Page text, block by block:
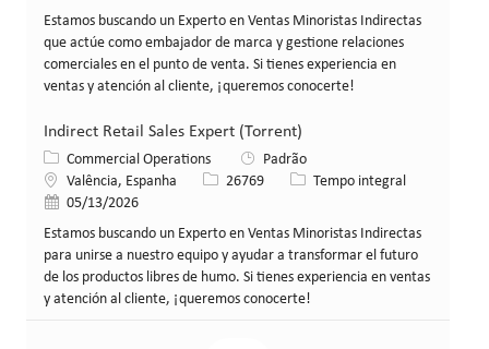
Estamos buscando un Experto en Ventas Minoristas Indirectas
que actúe como embajador de marca y gestione relaciones
comerciales en el punto de venta. Si tienes experiencia en
ventas y atención al cliente, ¡queremos conocerte!
Indirect Retail Sales Expert (Torrent)
Categoria
Commercial Operations
Padrão
LocalValência, Espanha ID da vaga
26769 Tipo de cargo
Tempo integral
Data de publicação
05/13/2026
Estamos buscando un Experto en Ventas Minoristas Indirectas
para unirse a nuestro equipo y ayudar a transformar el futuro
de los productos libres de humo. Si tienes experiencia en ventas
y atención al cliente, ¡queremos conocerte!